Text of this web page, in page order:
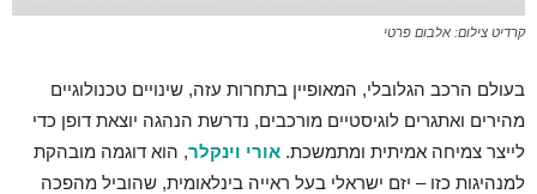
קרדיט צילום: אלבום פרטי
בעולם הרכב הגלובלי, המאופיין בתחרות עזה, שינויים טכנולוגיים
מהירים ואתגרים לוגיסטיים מורכבים, נדרשת הנהגה יוצאת דופן כדי
לייצר צמיחה אמיתית ומתמשכת. אורי וינקלר, הוא דוגמה מובהקת
למנהיגות כזו – יזם ישראלי בעל ראייה בינלאומית, שהוביל מהפכה